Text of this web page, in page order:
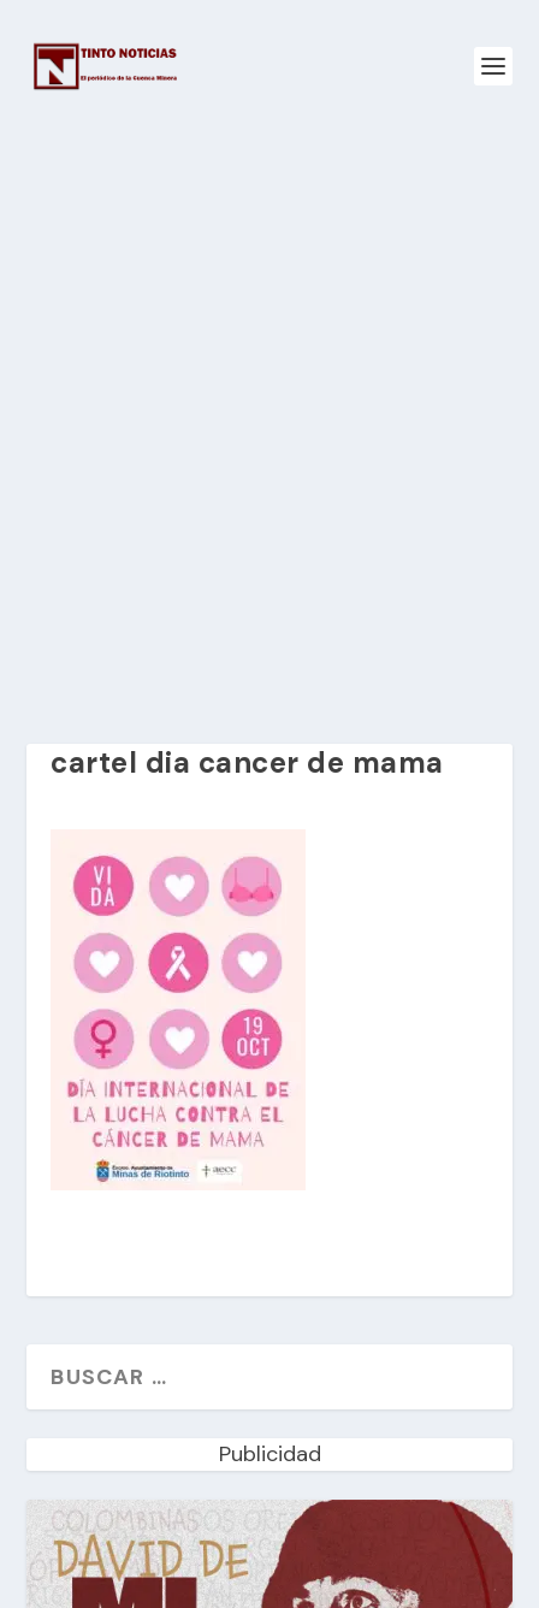
cartel dia cancer de mama
Publicidad